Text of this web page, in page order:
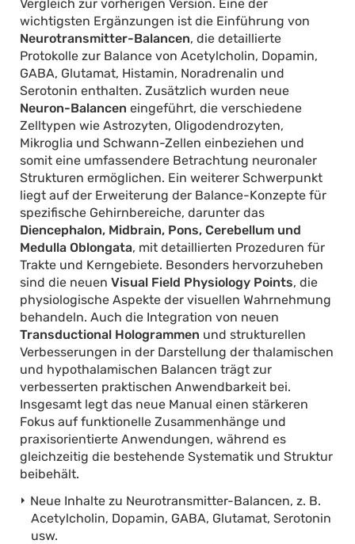
Vergleich zur vorherigen Version. Eine der
wichtigsten Ergänzungen ist die Einführung von
Neurotransmitter-Balancen, die detaillierte
Protokolle zur Balance von Acetylcholin, Dopamin,
GABA, Glutamat, Histamin, Noradrenalin und
Serotonin enthalten. Zusätzlich wurden neue
Neuron-Balancen eingeführt, die verschiedene
Zelltypen wie Astrozyten, Oligodendrozyten,
Mikroglia und Schwann-Zellen einbeziehen und
somit eine umfassendere Betrachtung neuronaler
Strukturen ermöglichen. Ein weiterer Schwerpunkt
liegt auf der Erweiterung der Balance-Konzepte für
spezifische Gehirnbereiche, darunter das
Diencephalon, Midbrain, Pons, Cerebellum und
Medulla Oblongata, mit detaillierten Prozeduren für
Trakte und Kerngebiete. Besonders hervorzuheben
sind die neuen Visual Field Physiology Points, die
physiologische Aspekte der visuellen Wahrnehmung
behandeln. Auch die Integration von neuen
Transductional Hologrammen und strukturellen
Verbesserungen in der Darstellung der thalamischen
und hypothalamischen Balancen trägt zur
verbesserten praktischen Anwendbarkeit bei.
Insgesamt legt das neue Manual einen stärkeren
Fokus auf funktionelle Zusammenhänge und
praxisorientierte Anwendungen, während es
gleichzeitig die bestehende Systematik und Struktur
beibehält.
Neue Inhalte zu Neurotransmitter-Balancen, z. B.
Acetylcholin, Dopamin, GABA, Glutamat, Serotonin
usw.